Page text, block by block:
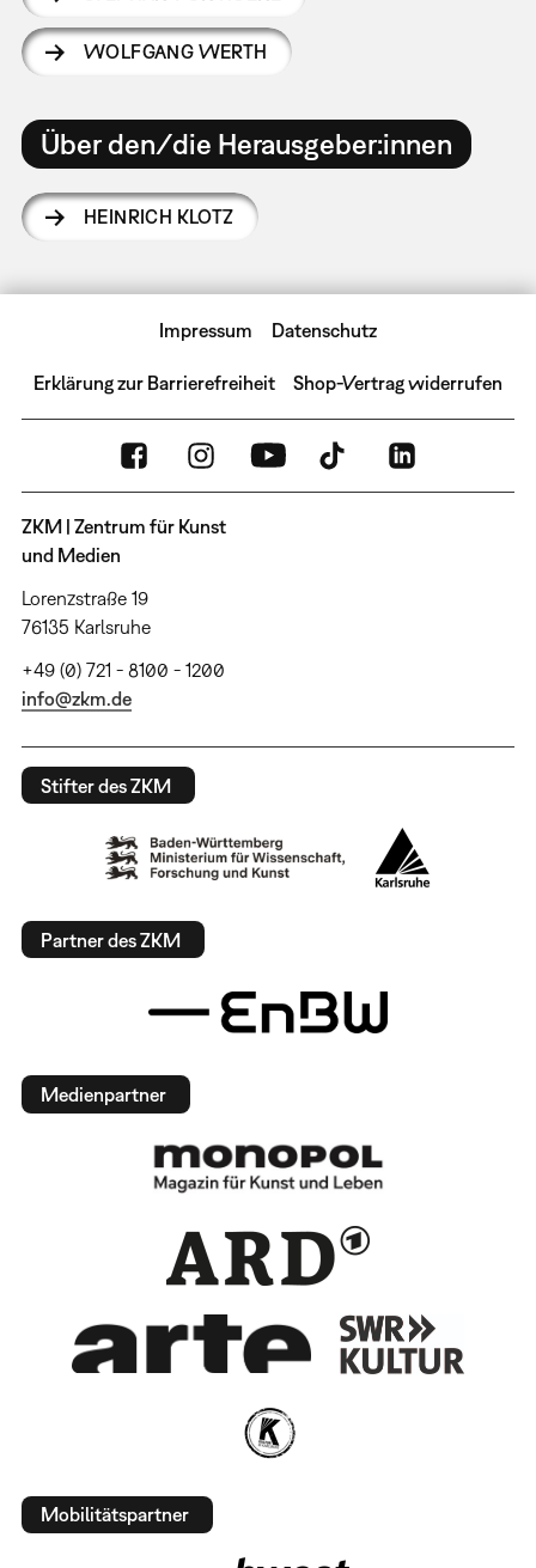
WOLFGANG WERTH
Über den/die Herausgeber:innen
HEINRICH KLOTZ
Impressum Datenschutz
Erklärung zur Barrierefreiheit Shop-Vertrag widerrufen
ZKM | Zentrum für Kunst
und Medien
Lorenzstraße 19
76135 Karlsruhe
+49 (0) 721 - 8100 - 1200
info@zkm.de
Stifter des ZKM
Partner des ZKM
Medienpartner
Mobilitätspartner